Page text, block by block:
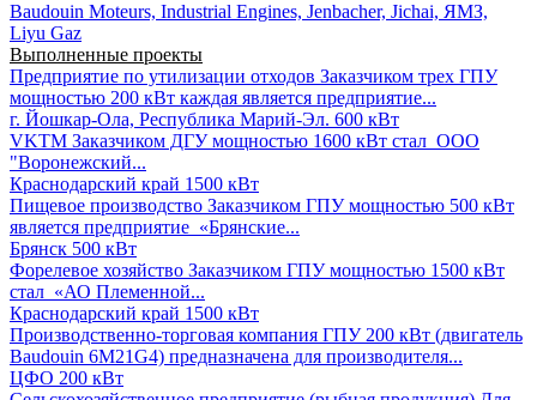
Baudouin Moteurs, Industrial Engines, Jenbacher, Jichai, ЯМЗ,
Liyu Gaz
Выполненные проекты
Предприятие по утилизации отходов Заказчиком трех ГПУ
мощностью 200 кВт каждая является предприятие...
г. Йошкар-Ола, Республика Марий-Эл. 600 кВт
VKTM Заказчиком ДГУ мощностью 1600 кВт стал ООО
"Воронежский...
Краснодарский край 1500 кВт
Пищевое производство Заказчиком ГПУ мощностью 500 кВт
является предприятие «Брянские...
Брянск 500 кВт
Форелевое хозяйство Заказчиком ГПУ мощностью 1500 кВт
стал «АО Племенной...
Краснодарский край 1500 кВт
Производственно-торговая компания ГПУ 200 кВт (двигатель
Baudouin 6M21G4) предназначена для производителя...
ЦФО 200 кВт